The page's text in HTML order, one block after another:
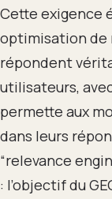
Cette exigence
optimisation de
répondent
utilisateurs,
permette aux
dans leurs
“relevance
: l’objectif du